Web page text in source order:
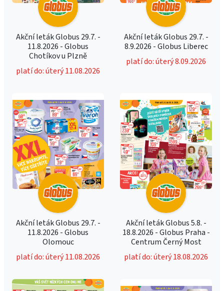
Akční leták Globus 29.7. -
11.8.2026 - Globus
Chotíkov u Plzně
platí do: úterý 11.08.2026
Akční leták Globus 29.7. -
8.9.2026 - Globus Liberec
platí do: úterý 8.09.2026
Akční leták Globus 29.7. -
11.8.2026 - Globus
Olomouc
platí do: úterý 11.08.2026
Akční leták Globus 5.8. -
18.8.2026 - Globus Praha -
Centrum Černý Most
platí do: úterý 18.08.2026